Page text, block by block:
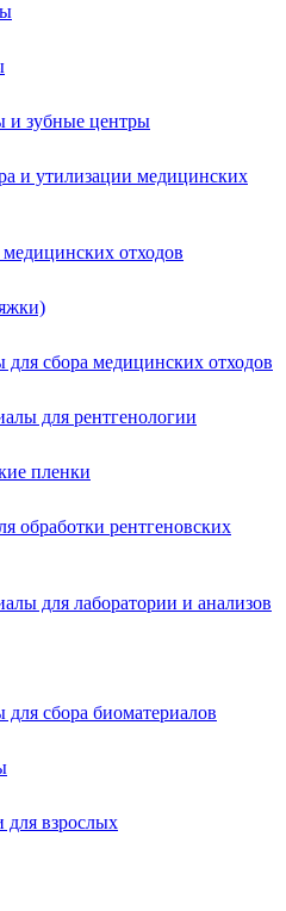
и зубные центры
и утилизации медицинских
отходов
для сбора медицинских отходов
для рентгенологии
пленки
обработки рентгеновских
для лаборатории и анализов
сбора биоматериалов
для взрослых